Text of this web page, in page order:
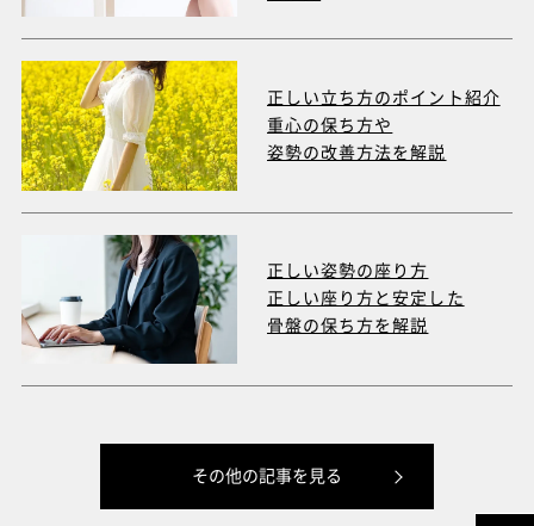
正しい立ち方のポイント紹介
重心の保ち方や
姿勢の改善方法を解説
正しい姿勢の座り方
正しい座り方と安定した
骨盤の保ち方を解説
その他の記事を見る